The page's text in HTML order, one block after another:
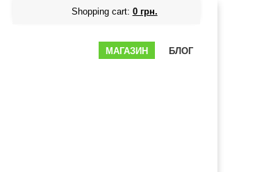
Shopping cart: 0 грн.
МАГАЗИН БЛОГ